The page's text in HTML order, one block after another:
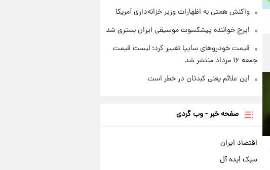
واکنش همتی به اظهارات وزیر خزانه‌داری آمریکا
ایرج خواننده پیشکسوت موسیقی ایران بستری شد
قیمت خودروهای سایپا تغییر کرد؛ لیست قیمت
جمعه ۱۶ مرداد منتشر شد
این علائم یعنی کبدتان در خطر است
صفحه خبر - وب گردی
اقتصاد ایران
سبک ایده آل